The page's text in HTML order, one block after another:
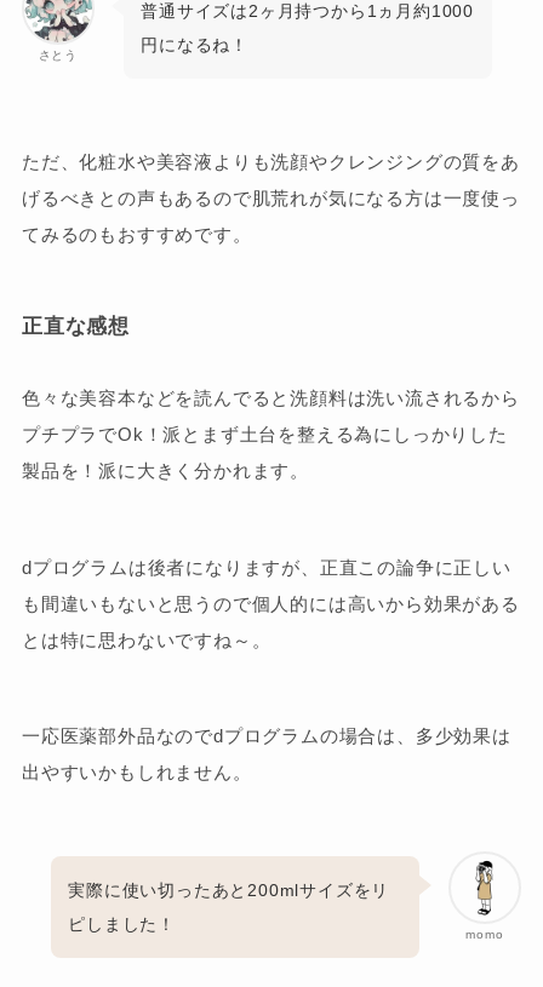
さとう
普通サイズは2ヶ月持つから1ヵ月約1000
円になるね！
ただ、化粧水や美容液よりも洗顔やクレンジングの質をあ
げるべきとの声もあるので肌荒れが気になる方は一度使っ
てみるのもおすすめです。
正直な感想
色々な美容本などを読んでると洗顔料は洗い流されるから
プチプラでOk！派とまず土台を整える為にしっかりした
製品を！派に大きく分かれます。
dプログラムは後者になりますが、正直この論争に正しい
も間違いもないと思うので個人的には高いから効果がある
とは特に思わないですね～。
一応医薬部外品なのでdプログラムの場合は、多少効果は
出やすいかもしれません。
momo
実際に使い切ったあと200mlサイズをリ
ピしました！